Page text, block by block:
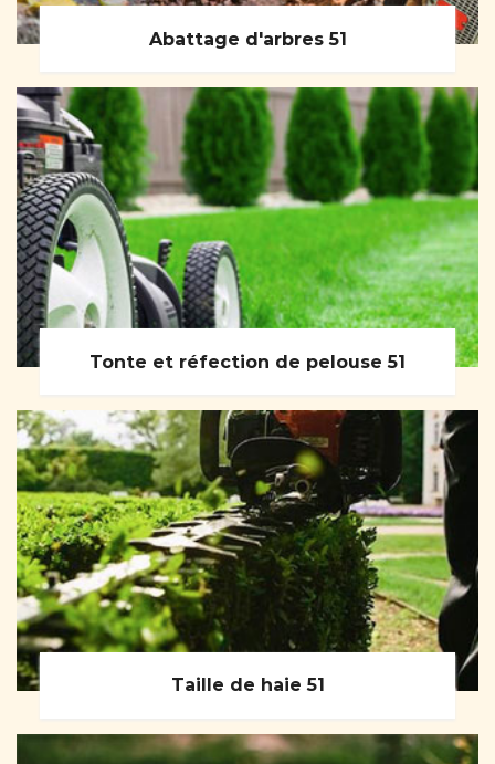
Abattage d'arbres 51
Tonte et réfection de pelouse 51
Taille de haie 51